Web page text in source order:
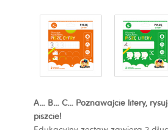
A… B… C… Poznawajcie litery,
piszcie!